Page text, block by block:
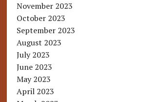
November 2023
October 2023
September 2023
August 2023
July 2023
June 2023
May 2023
April 2023